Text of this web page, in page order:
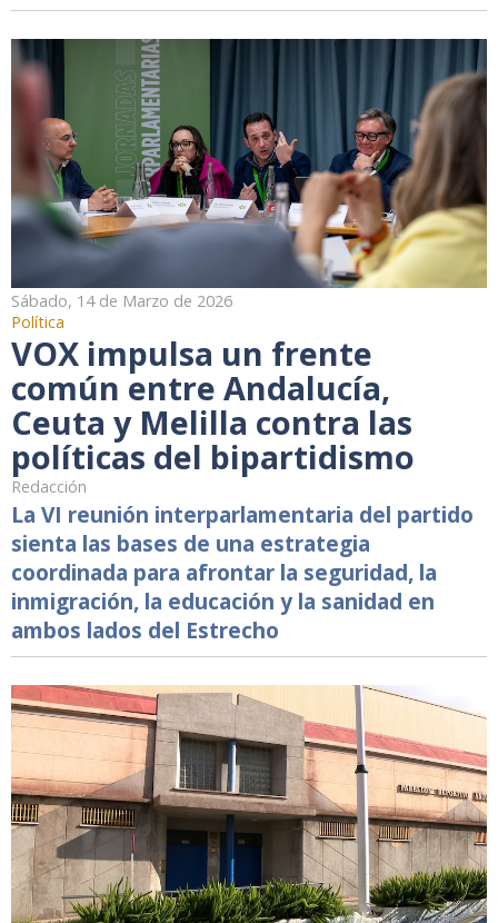
Sábado, 14 de Marzo de 2026
Política
VOX impulsa un frente
común entre Andalucía,
Ceuta y Melilla contra las
políticas del bipartidismo
Redacción
La VI reunión interparlamentaria del partido
sienta las bases de una estrategia
coordinada para afrontar la seguridad, la
inmigración, la educación y la sanidad en
ambos lados del Estrecho